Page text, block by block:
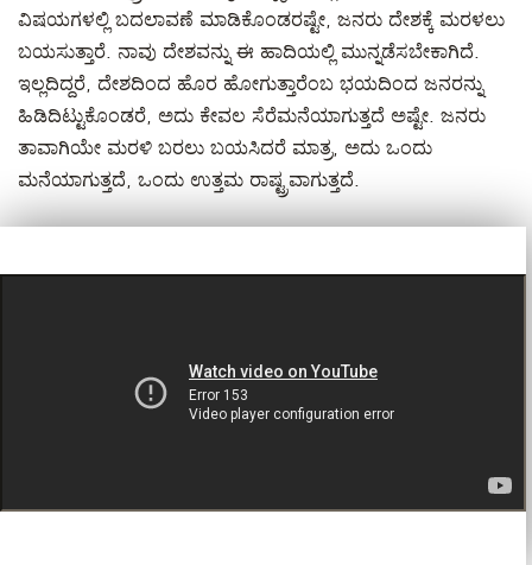
ವಿಷಯಗಳಲ್ಲಿ ಬದಲಾವಣೆ ಮಾಡಿಕೊಂಡರಷ್ಟೇ, ಜನರು ದೇಶಕ್ಕೆ ಮರಳಲು
ಬಯಸುತ್ತಾರೆ. ನಾವು ದೇಶವನ್ನು ಈ ಹಾದಿಯಲ್ಲಿ ಮುನ್ನಡೆಸಬೇಕಾಗಿದೆ.
ಇಲ್ಲದಿದ್ದರೆ, ದೇಶದಿಂದ ಹೊರ ಹೋಗುತ್ತಾರೆಂಬ ಭಯದಿಂದ ಜನರನ್ನು
ಹಿಡಿದಿಟ್ಟುಕೊಂಡರೆ, ಅದು ಕೇವಲ ಸೆರೆಮನೆಯಾಗುತ್ತದೆ ಅಷ್ಟೇ. ಜನರು
ತಾವಾಗಿಯೇ ಮರಳಿ ಬರಲು ಬಯಸಿದರೆ ಮಾತ್ರ, ಅದು ಒಂದು
ಮನೆಯಾಗುತ್ತದೆ, ಒಂದು ಉತ್ತಮ ರಾಷ್ಟ್ರವಾಗುತ್ತದೆ.